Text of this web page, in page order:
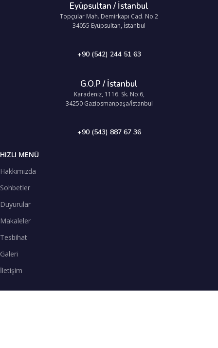
Eyüpsultan / İstanbul
Topçular Mah. Demirkapı Cad. No:2
34055 Eyüpsultan, İstanbul
+90 (542) 244 51 63
G.O.P / İstanbul
Karadeniz, 1116. Sk. No:6,
34250 Gaziosmanpaşa/İstanbul
+90 (543) 887 67 36
HIZLI MENÜ
Hakkımızda
Sohbetler
Duyurular
Makaleler
Tesbihat
Galeri
İletişim